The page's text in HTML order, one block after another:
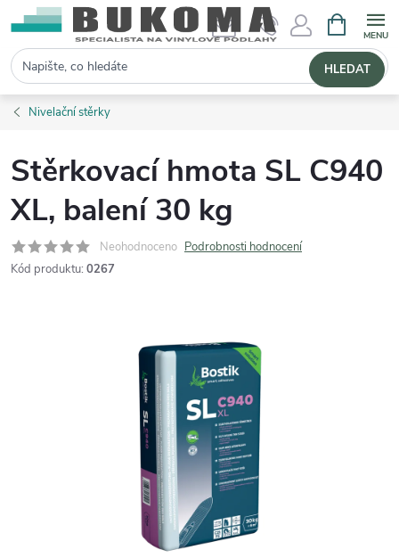
Hledat HLEDAT
Nivelační stěrky
Stěrkovací hmota SL C940
XL, balení 30 kg
Neohodnoceno Podrobnosti hodnocení
Kód produktu: 0267